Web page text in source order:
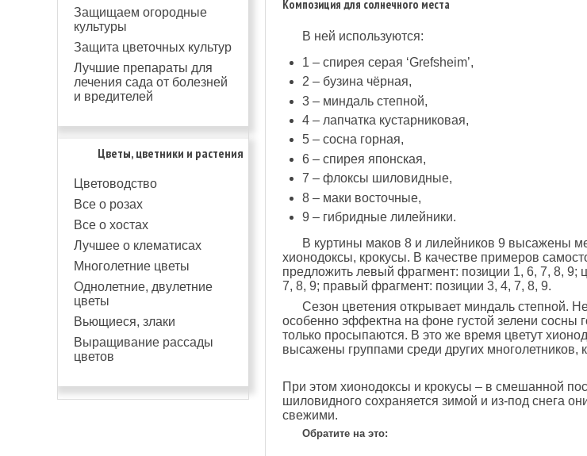
Защищаем огородные
культуры
Защита цветочных культур
Лучшие препараты для
лечения сада от болезней
и вредителей
Цветы, цветники и растения
Цветоводство
Все о розах
Все о хостах
Лучшее о клематисах
Многолетние цветы
Однолетние, двулетние
цветы
Вьющиеся, злаки
Выращивание рассады
цветов
Композиция для солнечного места
В ней используются:
1 – спирея серая ‘Grefsheim’,
2 – бузина чёрная,
3 – миндаль степной,
4 – лапчатка кустарниковая,
5 – сосна горная,
6 – спирея японская,
7 – флоксы шиловидные,
8 – маки восточные,
9 – гибридные лилейники.
В куртины маков 8 и лилейников 9 высажены
хионодоксы, крокусы. В качестве примеров
предложить левый фрагмент: позиции 1, 6, 7, 8, 9;
7, 8, 9; правый фрагмент: позиции 3, 4, 7, 8, 9.
Сезон цветения открывает миндаль степной.
особенно эффектна на фоне густой зелени сосны
только просыпаются. В это же время цветут
высажены группами среди других многолетников,
При этом хионодоксы и крокусы – в смешанной
шиловидного сохраняется зимой и из-под снега
свежими.
Обратите на это: